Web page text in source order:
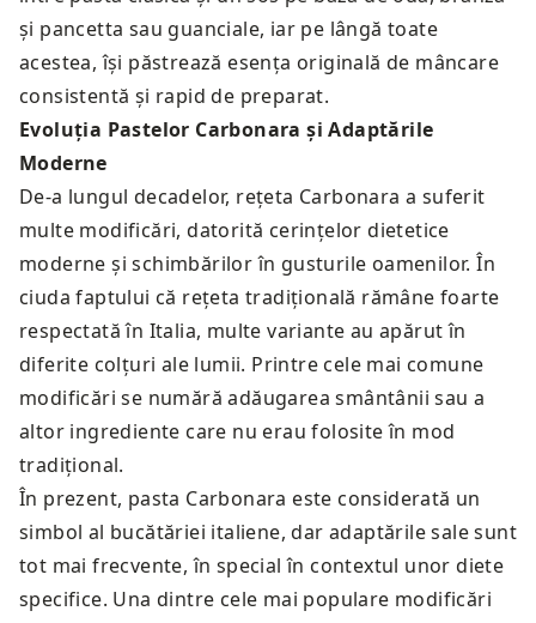
și pancetta sau guanciale, iar pe lângă toate
acestea, își păstrează esența originală de mâncare
consistentă și rapid de preparat.
Evoluția Pastelor Carbonara și Adaptările
Moderne
De-a lungul decadelor, rețeta Carbonara a suferit
multe modificări, datorită cerințelor dietetice
moderne și schimbărilor în gusturile oamenilor. În
ciuda faptului că rețeta tradițională rămâne foarte
respectată în Italia, multe variante au apărut în
diferite colțuri ale lumii. Printre cele mai comune
modificări se numără adăugarea smântânii sau a
altor ingrediente care nu erau folosite în mod
tradițional.
În prezent, pasta Carbonara este considerată un
simbol al bucătăriei italiene, dar adaptările sale sunt
tot mai frecvente, în special în contextul unor diete
specifice. Una dintre cele mai populare modificări